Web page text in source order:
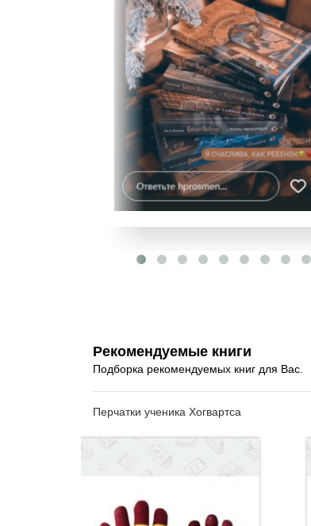
Рекомендуемые книги
Подборка рекомендуемых книг для Вас.
Перчатки ученика Хогвартса